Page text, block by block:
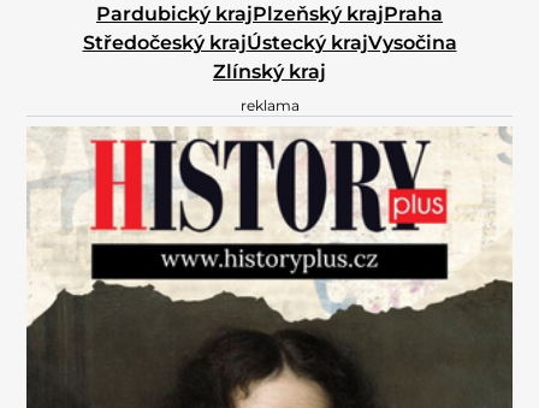
Pardubický krajPlzeňský krajPraha
Středočeský krajÚstecký krajVysočina
Zlínský kraj
reklama